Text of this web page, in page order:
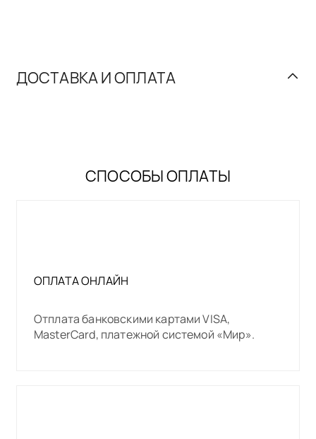
ДОСТАВКА И ОПЛАТА
СПОСОБЫ ОПЛАТЫ
ОПЛАТА ОНЛАЙН
Отплата банковскими картами VISA,
MasterCard, платежной системой «Мир».